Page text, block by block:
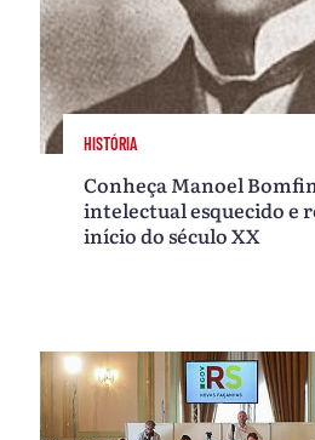
HISTÓRIA
Conheça Manoel
intelectual esquecido e
início do século XX